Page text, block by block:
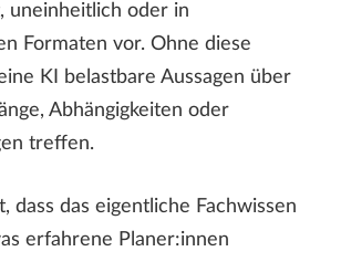
uneinheitlich oder in
Formaten vor. Ohne diese
KI belastbare Aussagen über
Abhängigkeiten oder
treffen.
dass das eigentliche Fachwissen
erfahrene Planer:innen